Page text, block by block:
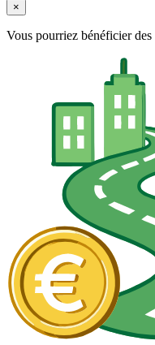
×
Vous pourriez bénéficier des